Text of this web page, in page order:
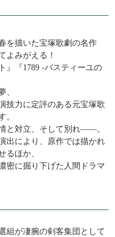
を描いた宝塚歌劇の名作
よみがえる！
』『1789 -バスティーユの
、
技力に定評のある元宝塚歌
。
と対立、そして別れ――。
出により、原作では描かれ
るほか、
密に掘り下げた人間ドラマ
組が凄腕の剣客集団として